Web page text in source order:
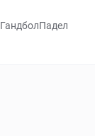
ГандболПадел